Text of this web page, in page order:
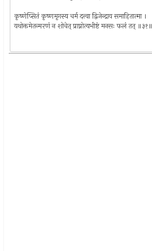
कृष्णेप्सितं कृष्णमृगस्य चर्म दत्त्वा द्विजेन्द्राय समाहितात्मा ।
यथोक्तमेतन्मरणं न शोचेत् प्राप्नोत्यभीष्टं मनसः फलं तत् ॥३१॥